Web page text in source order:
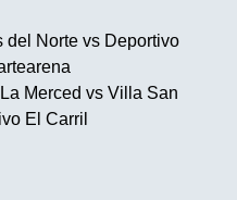
del Norte vs Deportivo
Merced vs Villa San
El Carril